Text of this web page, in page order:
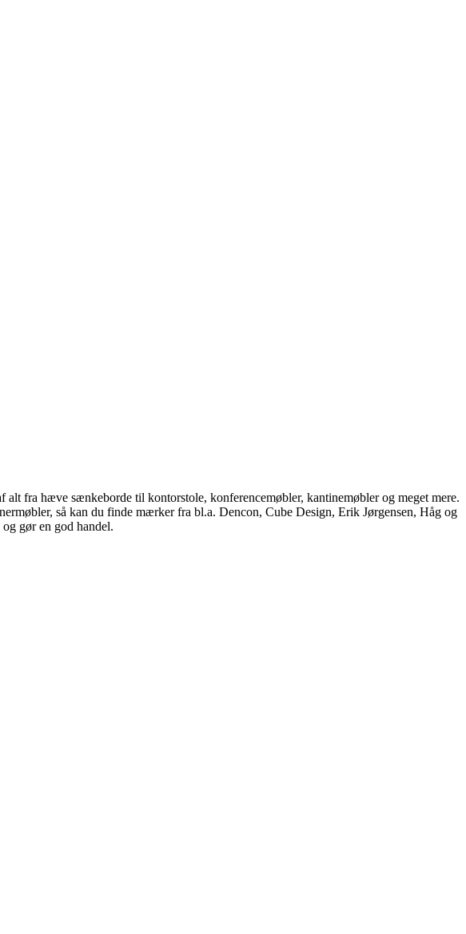
fra hæve sænkeborde til kontorstole, konferencemøbler, kantinemøbler og meget mere.
så kan du finde mærker fra bl.a. Dencon, Cube Design, Erik Jørgensen, Håg og
gør en god handel.